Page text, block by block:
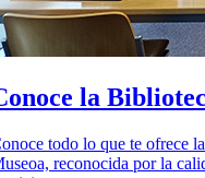
la
todo lo que te ofrece
reconocida por la